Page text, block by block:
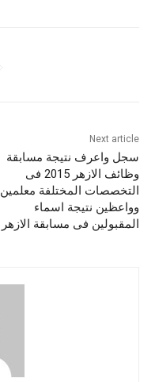
Next article
سجل واعرف نتيجة مسابقة
وظائف الازهر 2015 فى
التخصصات المختلفة معلمين
وواعظين نتيجة اسماء
المقبولين فى مسابقة الازهر